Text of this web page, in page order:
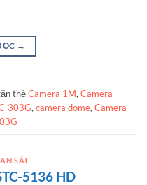
→
thẻCamera 1M,Camera
303G,camera dome,Camera
SÁT
5136 HD